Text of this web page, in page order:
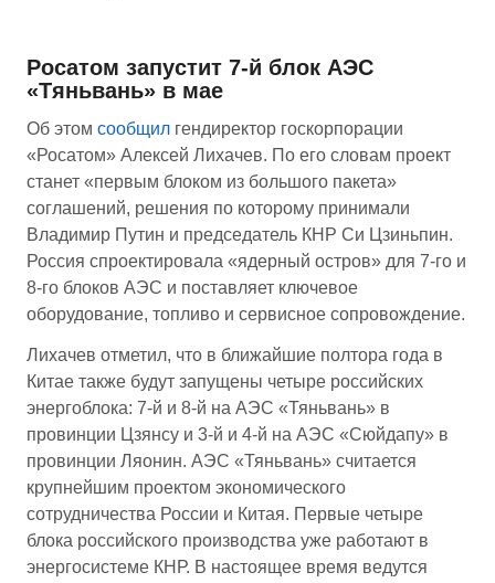
Росатом запустит 7-й блок АЭС
«Тяньвань» в мае
Об этом сообщил гендиректор госкорпорации
«Росатом» Алексей Лихачев. По его словам проект
станет «первым блоком из большого пакета»
соглашений, решения по которому принимали
Владимир Путин и председатель КНР Си Цзиньпин.
Россия спроектировала «ядерный остров» для 7-го и
8-го блоков АЭС и поставляет ключевое
оборудование, топливо и сервисное сопровождение.
Лихачев отметил, что в ближайшие полтора года в
Китае также будут запущены четыре российских
энергоблока: 7-й и 8-й на АЭС «Тяньвань» в
провинции Цзянсу и 3-й и 4-й на АЭС «Сюйдапу» в
провинции Ляонин. АЭС «Тяньвань» считается
крупнейшим проектом экономического
сотрудничества России и Китая. Первые четыре
блока российского производства уже работают в
энергосистеме КНР. В настоящее время ведутся